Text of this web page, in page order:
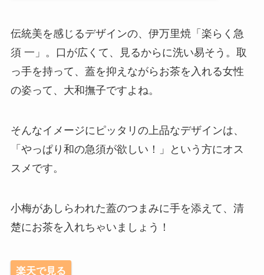
伝統美を感じるデザインの、伊万里焼「楽らく急
須 一」。口が広くて、見るからに洗い易そう。取
っ手を持って、蓋を抑えながらお茶を入れる女性
の姿って、大和撫子ですよね。
そんなイメージにピッタリの上品なデザインは、
「やっぱり和の急須が欲しい！」という方にオス
スメです。
小梅があしらわれた蓋のつまみに手を添えて、清
楚にお茶を入れちゃいましょう！
楽天で見る